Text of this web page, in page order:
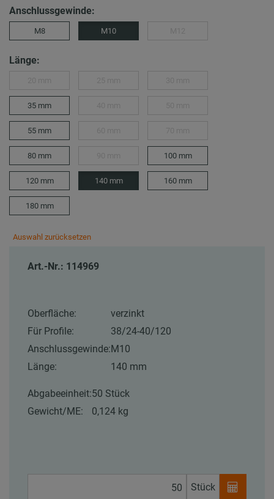
Anschlussgewinde:
M8 M10
Länge:
35 mm
55 mm
80 mm 100 mm
120 mm 140 mm 160 mm
180 mm
Auswahl zurücksetzen
Art.-Nr.: 114969
Oberfläche:
verzinkt
Für Profile:
38/24-40/120
Anschlussgewinde:M10
Länge:
140 mm
Abgabeeinheit:50 Stück
Gewicht/ME:
0,124 kg
Stück